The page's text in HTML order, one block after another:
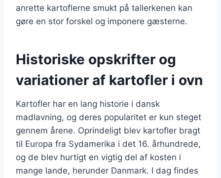
anrette kartoflerne smukt på tallerkenen kan
gøre en stor forskel og imponere gæsterne.
Historiske opskrifter og
variationer af kartofler i ovn
Kartofler har en lang historie i dansk
madlavning, og deres popularitet er kun steget
gennem årene. Oprindeligt blev kartofler bragt
til Europa fra Sydamerika i det 16. århundrede,
og de blev hurtigt en vigtig del af kosten i
mange lande, herunder Danmark. I dag findes